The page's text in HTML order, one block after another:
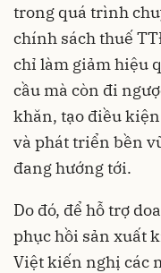
trong quá trình
chính sách thuế
chỉ làm giảm hiệu
cầu mà còn đi
khăn, tạo điều
và phát triển bền
đang hướng tới.
Do đó, để hỗ trợ
phục hồi sản xuất
Việt kiến nghị các